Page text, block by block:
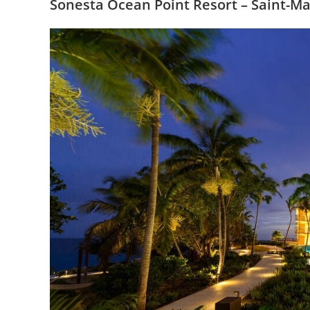
Sonesta Ocean Point Resort – Saint-